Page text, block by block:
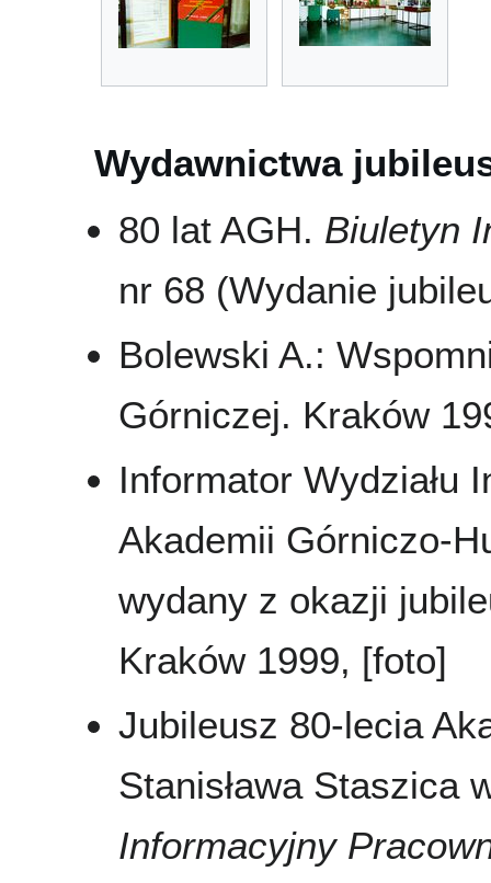
Wydawnictwa
80 lat AGH. Biuletyn
nr 68 (Wydanie
Bolewski A.:
Górniczej. Kraków
Informator Wydziału
Akademii Górniczo-
wydany z okazji
Kraków 1999, [foto]
Jubileusz 80-lecia
Stanisława Staszica
Informacyjny